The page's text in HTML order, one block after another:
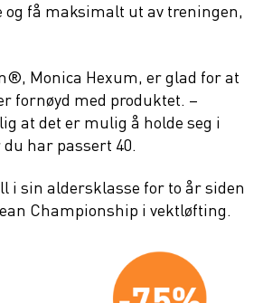
og få maksimalt ut av treningen,
Monica Hexum, er glad for at
fornøyd med produktet. –
at det er mulig å holde seg i
har passert 40.
i sin aldersklasse for to år siden
Championship i vektløfting.